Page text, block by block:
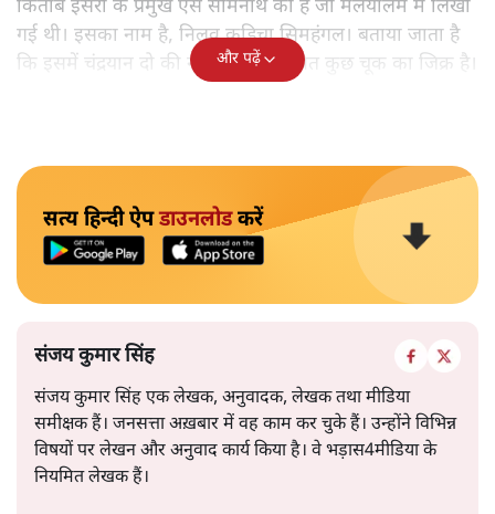
किताब इसरो के प्रमुख एस सोमनाथ की है जो मलयालम में लिखी
गई थी। इसका नाम है, निलवु कुडिचा सिमहंगल। बताया जाता है
कि इसमें चंद्रयान दो की नाकामी से संबंधित कुछ चूक का जिक्र है।
और पढ़ें
सत्य हिन्दी ऐपडाउनलोडकरें
संजय कुमार सिंह
संजय कुमार सिंह एक लेखक, अनुवादक, लेखक तथा मीडिया
समीक्षक हैं। जनसत्ता अख़बार में वह काम कर चुके हैं। उन्होंने विभिन्न
विषयों पर लेखन और अनुवाद कार्य किया है। वे भड़ास4मीडिया के
नियमित लेखक हैं।